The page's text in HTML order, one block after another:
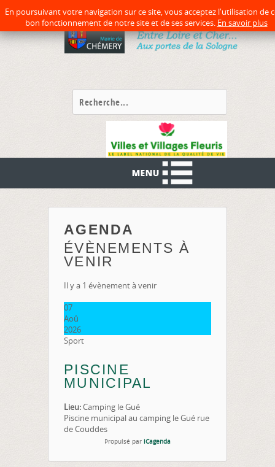
AGENDA
ÉVÈNEMENTS À
VENIR
Il y a 1 évènement à venir
07
Aoû
2026
Sport
PISCINE
MUNICIPAL
Lieu:Camping le Gué
Piscine municipal au camping le Gué rue
de Couddes
Propulsé par iCagenda
précédente
précédent
suivante
suivant
En poursuivant votre navigation sur ce site, vous acceptez l'utilisation de
bon fonctionnement de notre site et de ses services. En savoir plus